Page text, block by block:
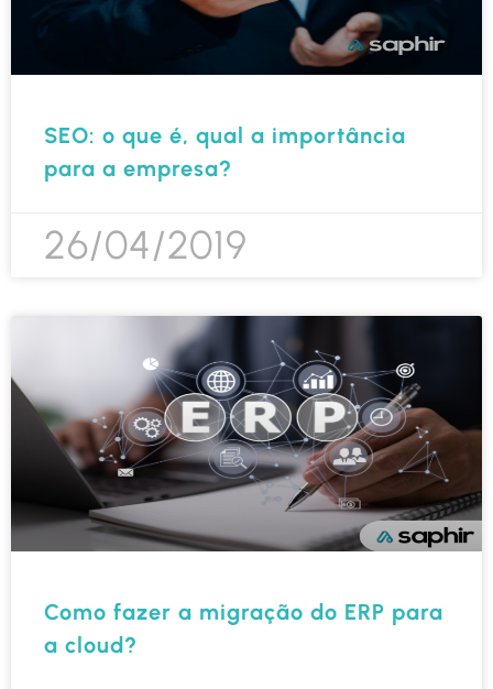
SEO: o que é, qual a importância
para a empresa?
26/04/2019
Como fazer a migração do ERP para
a cloud?